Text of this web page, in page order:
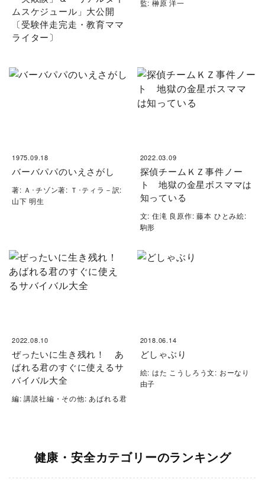
ムスケジュール」大公開
〔受験伴走完走・教育ママ
ライター〕
監: 榊原 洋一
1975.09.18
バーバパパのいえさがし
著: Ａ･チゾン著: Ｔ･ティラ－訳:
山下 明生
2022.03.09
探偵チームＫＺ事件ノー
ト 地獄の金星ボスママは
知っている
文: 住滝 良原作: 藤本 ひとみ絵:
駒形
2022.08.10
ぜったいに生き残れ！ あ
ばれる君のすぐに使えるサ
バイバル大全
編: 講談社編・その他: あばれる君
2018.06.14
どしゃぶり
絵: はた こうしろう文: おーなり
由子
健康・安全カテゴリーのランキング